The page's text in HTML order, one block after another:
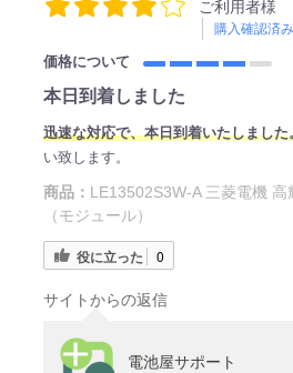
ご利用者様
購入確認済み
価格について
本日到着しました
迅速な対応で、本日到着いたしました
い致します。
商品： LE13502S3W-A 三菱電機
（モジュール）
役に立った 0
サイトからの返信
電池屋サポート